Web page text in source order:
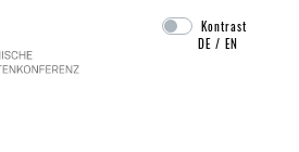
Navigation überspringen
Kontrast
DE /EN